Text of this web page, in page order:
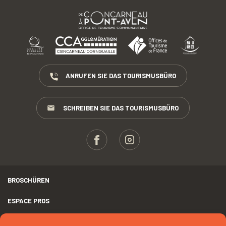
ANRUFEN SIE DAS TOURISMUSBÜRO
SCHREIBEN SIE DAS TOURISMUSBÜRO
BROSCHÜREN
ESPACE PROS